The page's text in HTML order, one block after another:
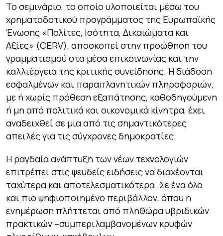
Το σεμινάριο, το οποίο υλοποιείται μέσω του
χρηματοδοτικού προγράμματος της Ευρωπαϊκής
Ένωσης «Πολίτες, Ισότητα, Δικαιώματα και
Αξίες» (CERV), αποσκοπεί στην προώθηση του
γραμματισμού στα μέσα επικοινωνίας και την
καλλιέργεια της κριτικής συνείδησης. Η διάδοση
εσφαλμένων και παραπλανητικών πληροφοριών,
με ή χωρίς πρόθεση εξαπάτησης, καθοδηγούμενη
ή μη από πολιτικά και οικονομικά κίνητρα, έχει
αναδειχθεί σε μια από τις σημαντικότερες
απειλές για τις σύγχρονες δημοκρατίες.
Η ραγδαία ανάπτυξη των νέων τεχνολογιών
επιτρέπει στις ψευδείς ειδήσεις να διαχέονται
ταχύτερα και αποτελεσματικότερα. Σε ένα όλο
και πιο ψηφιοποιημένο περιβάλλον, όπου η
ενημέρωση πλήττεται από πληθώρα υβριδικών
πρακτικών –συμπεριλαμβανομένων κρυφών